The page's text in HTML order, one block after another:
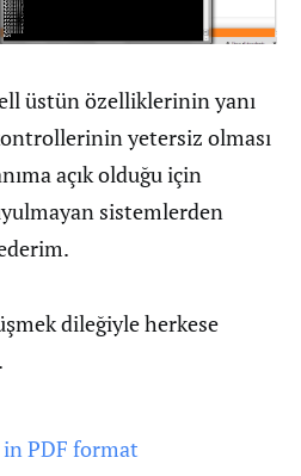
üstün özelliklerinin yanı
yetersiz olması
açık olduğu için
sistemlerden
dileğiyle herkese
PDF format